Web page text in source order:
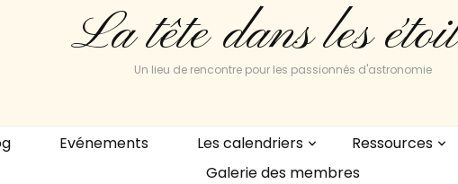
La tête dans les
Un lieu de rencontre pour les passionnés d'astronomie
Evénements Les calendriers Ressources
Galerie des membres